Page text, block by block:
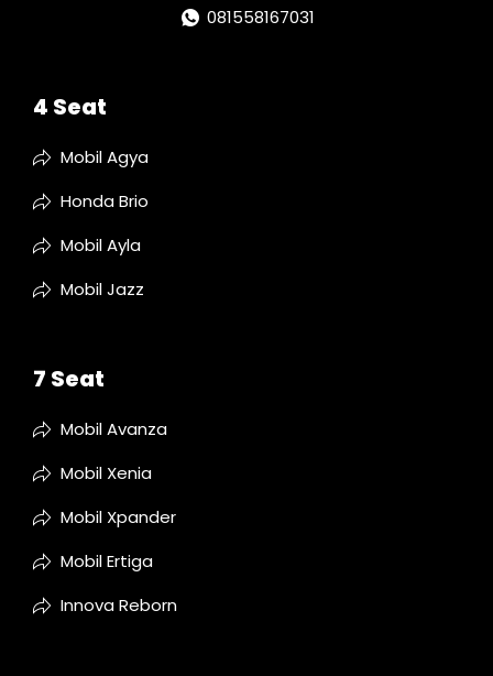
081558167031
4 Seat
Mobil Agya
Honda Brio
Mobil Ayla
Mobil Jazz
7 Seat
Mobil Avanza
Mobil Xenia
Mobil Xpander
Mobil Ertiga
Innova Reborn